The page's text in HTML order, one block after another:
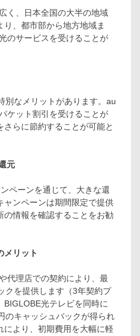
く、日本全国の大半の地域
、都市部から地方地域ま
のサービスを受けることが
別なメリットがあります。au
ケット割引を受けることが
らに節約することが可能と
元
ペーンを通じて、大きな還
ャンペーンは期間限定で提供
の情報を確認することをお勧
メリット
代理店での契約により、最
クを提供します（3年契約プ
BIGLOBE光テレビを同時に
のキャッシュバックが得られ
により、初期費用を大幅に軽